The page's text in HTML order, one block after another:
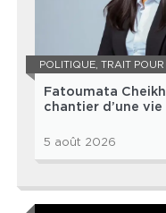
POLITIQUE, TRAIT POUR
Fatoumata
chantier d’une vie
5 août 2026